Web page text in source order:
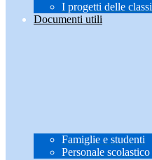
I progetti delle classi
Documenti utili
Famiglie e studenti
Personale scolastico